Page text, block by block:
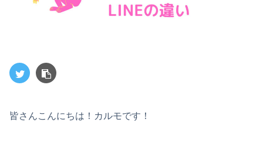
皆さんこんにちは！カルモです！